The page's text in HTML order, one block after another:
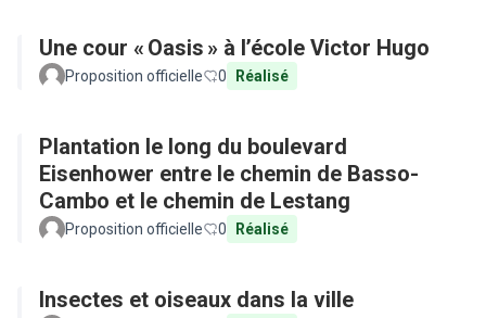
Une cour « Oasis » à l’école Victor Hugo
Proposition officielle 0 Réalisé
Plantation le long du boulevard
Eisenhower entre le chemin de Basso-
Cambo et le chemin de Lestang
Proposition officielle 0 Réalisé
Insectes et oiseaux dans la ville